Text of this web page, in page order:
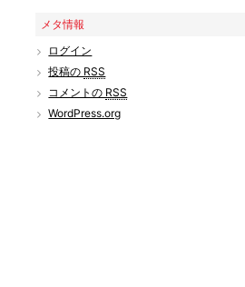
メタ情報
ログイン
投稿の RSS
コメントの RSS
WordPress.org